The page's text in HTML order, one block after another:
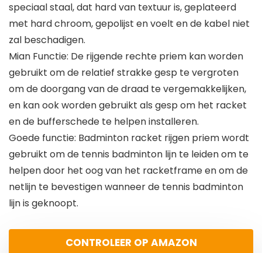
speciaal staal, dat hard van textuur is, geplateerd
met hard chroom, gepolijst en voelt en de kabel niet
zal beschadigen.
Mian Functie: De rijgende rechte priem kan worden
gebruikt om de relatief strakke gesp te vergroten
om de doorgang van de draad te vergemakkelijken,
en kan ook worden gebruikt als gesp om het racket
en de bufferschede te helpen installeren.
Goede functie: Badminton racket rijgen priem wordt
gebruikt om de tennis badminton lijn te leiden om te
helpen door het oog van het racketframe en om de
netlijn te bevestigen wanneer de tennis badminton
lijn is geknoopt.
CONTROLEER OP AMAZON